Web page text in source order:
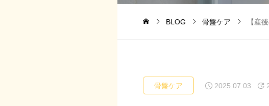
BLOG 骨盤ケア 【産
骨盤ケア 2025.07.03